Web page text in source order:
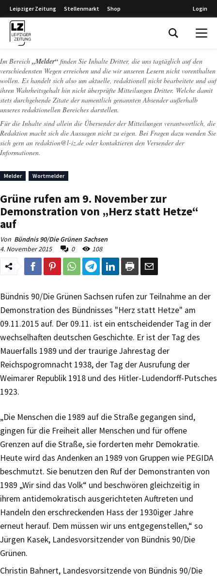
Leipziger Zeitung Stellenmarkt Shop Login
Im Bereich „Melder“ finden Sie Inhalte Dritter, die uns tagtäglich auf den
verschiedensten Wegen erreichen und die wir unseren Lesern nicht vorenthalten
wollen. Es handelt sich also um aktuelle, redaktionell nicht bearbeitete und auf
ihren Wahrheitsgehalt hin nicht überprüfte Mitteilungen Dritter. Welche damit
stets durchgehende Zitate der namentlich genannten Absender außerhalb
unseres redaktionellen Bereiches darstellen.
Für die Inhalte sind allein die Übersender der Mitteilungen verantwortlich, die
Redaktion macht sich die Aussagen nicht zu eigen. Bei Fragen dazu wenden Sie
sich gern an redaktion@l-iz.de oder kontaktieren den Versender der
Informationen.
Melder Wortmelder
Grüne rufen am 9. November zur
Demonstration von „Herz statt Hetze“
auf
Von Bündnis 90/Die Grünen Sachsen
4. November 2015
0 108
Bündnis 90/Die Grünen Sachsen rufen zur Teilnahme an der
Demonstration des Bündnisses "Herz statt Hetze" am
09.11.2015 auf. Der 09.11. ist ein entscheidender Tag in der
wechselhaften deutschen Geschichte. Er ist der Tag des
Mauerfalls 1989 und der traurige Jahrestag der
Reichspogromnacht 1938, der Tag der Ausrufung der
Weimarer Republik 1918 und des Hitler-Ludendorff-Putsches
1923.
„Die Menschen die 1989 auf die Straße gegangen sind,
gingen für die Freiheit aller Menschen und für offene
Grenzen auf die Straße, sie forderten mehr Demokratie.
Heute wird das Andenken an 1989 von Gruppen wie PEGIDA
beschmutzt. Sie benutzen den Ruf der Demonstranten von
1989 „Wir sind das Volk“ und beschwören gleichzeitig in
ihrem antidemokratisch ausgerichteten Auftreten und
Handeln den erschreckenden Hass der 1930iger Jahre
erneut herauf. Dem müssen wir uns entgegenstellen,“ so
Jürgen Kasek, Landesvorsitzender von Bündnis 90/Die
Grünen.
Christin Bahnert, Landesvorsitzende von Bündnis 90/Die